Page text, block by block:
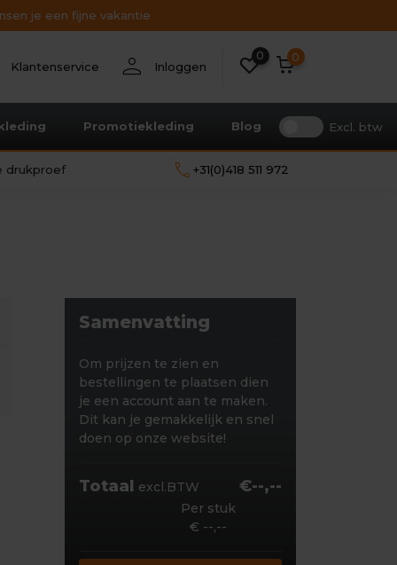
je een fijne vakantie
Klantenservice person Inloggen
0 0
Promotiekleding Blog Excl. btw
drukproef call +31(0)418 511 972
Samenvatting
Om prijzen te zien en
bestellingen te plaatsen dien
je een account aan te maken.
Dit kan je gemakkelijk en snel
doen op onze website!
Totaal excl.BTW €--,--
Per stuk
€ --,--